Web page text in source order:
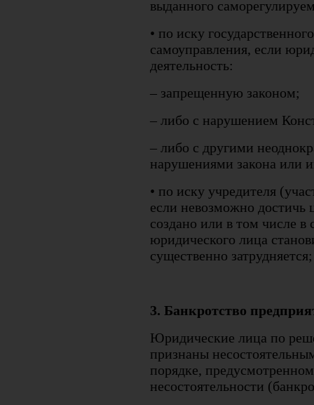
выданного
• по иску
самоуправления, если
деятельность:
– запрещенную законом;
– либо с нарушением
– либо с другими
нарушениями закона или
• по иску учредителя
если невозможно достичь
создано или в том числе в
юридического лица
существенно затрудняется;
3. Банкротство
Юридические лица по
признаны
порядке,
несостоятельности